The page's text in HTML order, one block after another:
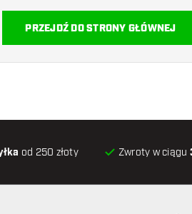
PRZEJDŹ DO STRONY GŁÓWNEJ
od 250 złoty Zwroty w ciągu